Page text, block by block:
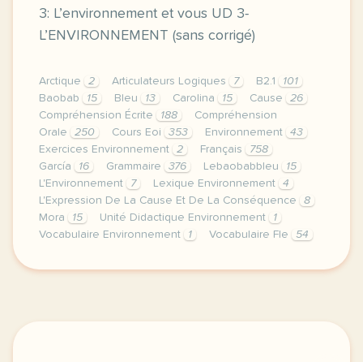
3: L’environnement et vous UD 3-
L’ENVIRONNEMENT (sans corrigé)
Arctique 2 Articulateurs Logiques 7 B2.1
101
Baobab
15 Bleu 13 Carolina 15 Cause
26
Compréhension Écrite
188
Compréhension
Orale
250 Cours Eoi 353 Environnement
43
Exercices Environnement
2 Français
758
García
16 Grammaire 376 Lebaobabbleu
15
L'Environnement
7 Lexique Environnement
4
L'Expression De La Cause Et De La Conséquence
8
Mora
15 Unité Didactique Environnement
1
Vocabulaire Environnement
1 Vocabulaire Fle 54
image pixabay comcette derniere semaine de